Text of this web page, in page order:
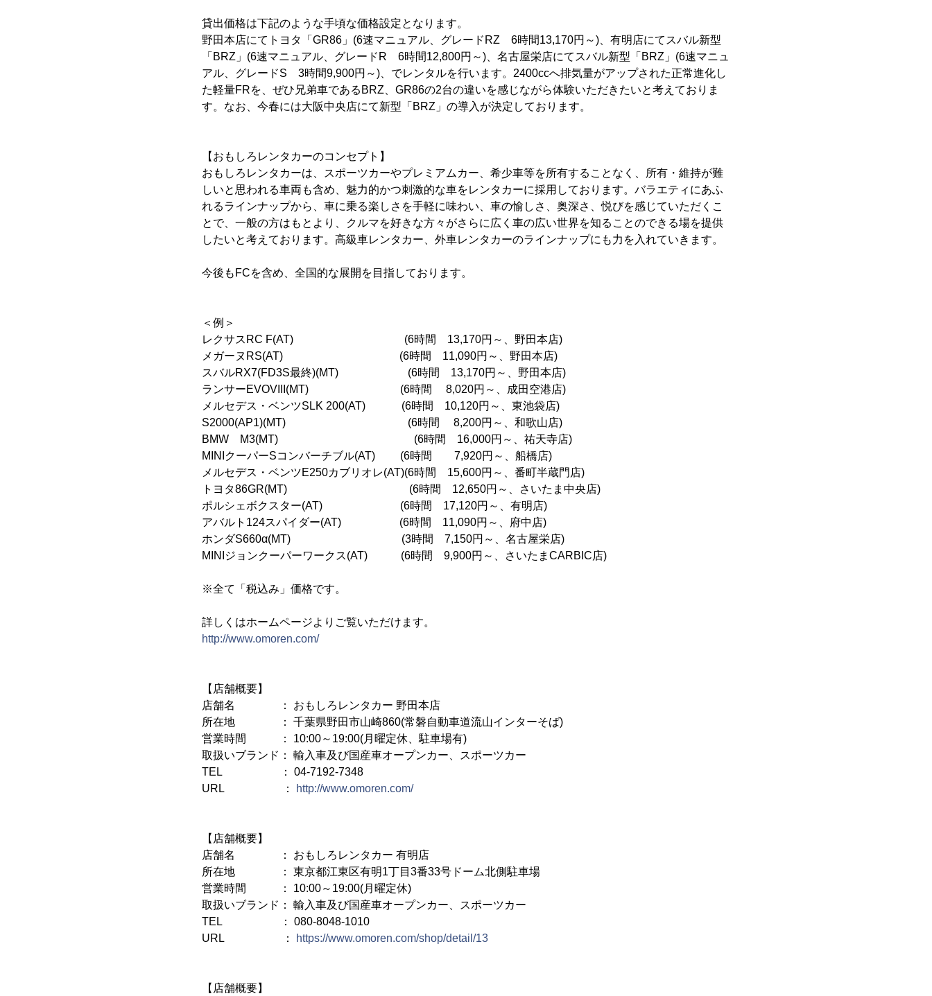
貸出価格は下記のような手頃な価格設定となります。
野田本店にてトヨタ「GR86」(6速マニュアル、グレードRZ 6時間13,170円～)、有明店にてスバル新型
「BRZ」(6速マニュアル、グレードR 6時間12,800円～)、名古屋栄店にてスバル新型「BRZ」(6速マニュ
アル、グレードS 3時間9,900円～)、でレンタルを行います。2400ccへ排気量がアップされた正常進化し
た軽量FRを、ぜひ兄弟車であるBRZ、GR86の2台の違いを感じながら体験いただきたいと考えておりま
す。なお、今春には大阪中央店にて新型「BRZ」の導入が決定しております。
【おもしろレンタカーのコンセプト】
おもしろレンタカーは、スポーツカーやプレミアムカー、希少車等を所有することなく、所有・維持が難
しいと思われる車両も含め、魅力的かつ刺激的な車をレンタカーに採用しております。バラエティにあふ
れるラインナップから、車に乗る楽しさを手軽に味わい、車の愉しさ、奥深さ、悦びを感じていただくこ
とで、一般の方はもとより、クルマを好きな方々がさらに広く車の広い世界を知ることのできる場を提供
したいと考えております。高級車レンタカー、外車レンタカーのラインナップにも力を入れていきます。
今後もFCを含め、全国的な展開を目指しております。
＜例＞
レクサスRC F(AT) (6時間 13,170円～、野田本店)
メガーヌRS(AT) (6時間 11,090円～、野田本店)
スバルRX7(FD3S最終)(MT) (6時間 13,170円～、野田本店)
ランサーEVOVIII(MT) (6時間 8,020円～、成田空港店)
メルセデス・ベンツSLK 200(AT) (6時間 10,120円～、東池袋店)
S2000(AP1)(MT) (6時間 8,200円～、和歌山店)
BMW M3(MT) (6時間 16,000円～、祐天寺店)
MINIクーパーSコンバーチブル(AT) (6時間 7,920円～、船橋店)
メルセデス・ベンツE250カブリオレ(AT)(6時間 15,600円～、番町半蔵門店)
トヨタ86GR(MT) (6時間 12,650円～、さいたま中央店)
ポルシェボクスター(AT) (6時間 17,120円～、有明店)
アバルト124スパイダー(AT) (6時間 11,090円～、府中店)
ホンダS660α(MT) (3時間 7,150円～、名古屋栄店)
MINIジョンクーパーワークス(AT) (6時間 9,900円～、さいたまCARBIC店)
※全て「税込み」価格です。
詳しくはホームページよりご覧いただけます。
http://www.omoren.com/
【店舗概要】
店舗名 ： おもしろレンタカー 野田本店
所在地 ： 千葉県野田市山崎860(常磐自動車道流山インターそば)
営業時間 ： 10:00～19:00(月曜定休、駐車場有)
取扱いブランド： 輸入車及び国産車オープンカー、スポーツカー
TEL ： 04-7192-7348
URL ：
http://www.omoren.com/
【店舗概要】
店舗名 ： おもしろレンタカー 有明店
所在地 ： 東京都江東区有明1丁目3番33号ドーム北側駐車場
営業時間 ： 10:00～19:00(月曜定休)
取扱いブランド： 輸入車及び国産車オープンカー、スポーツカー
TEL ： 080-8048-1010
URL ：
https://www.omoren.com/shop/detail/13
【店舗概要】